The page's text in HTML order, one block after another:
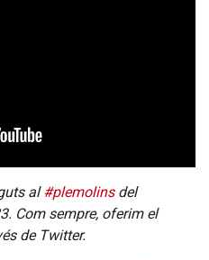
al#plemolinsdel
Com sempre, oferim el
de Twitter.